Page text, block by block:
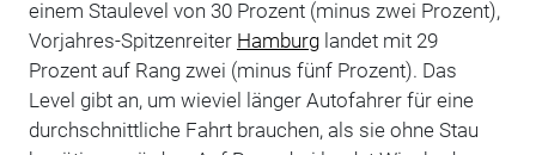
einem Staulevel von 30 Prozent (minus zwei Prozent),
Vorjahres-Spitzenreiter Hamburglandet mit 29
Prozent auf Rang zwei (minus fünf Prozent). Das
Level gibt an, um wieviel länger Autofahrer für eine
durchschnittliche Fahrt brauchen, als sie ohne Stau